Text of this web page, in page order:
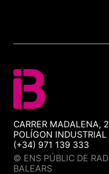
CARRER MADALENA,
POLÍGON
(+34) 971 139 333
© ENS PÚBLIC DE
BALEARS